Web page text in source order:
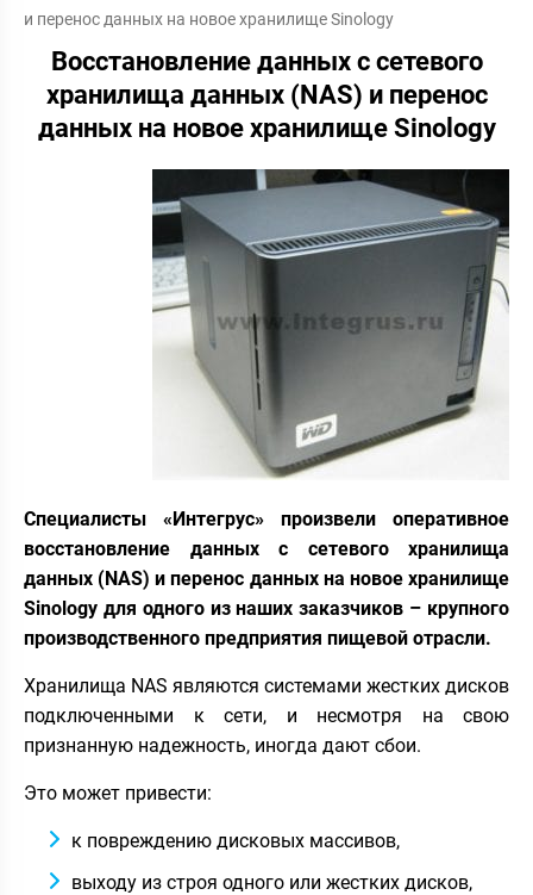
и перенос данных на новое хранилище Sinology
Восстановление данных с сетевого
хранилища данных (NAS) и перенос
данных на новое хранилище Sinology
Специалисты «Интегрус» произвели оперативное
восстановление данных с сетевого хранилища
данных (NAS) и перенос данных на новое хранилище
Sinology для одного из наших заказчиков – крупного
производственного предприятия пищевой отрасли.
Хранилища NAS являются системами жестких дисков
подключенными к сети, и несмотря на свою
признанную надежность, иногда дают сбои.
Это может привести:
к повреждению дисковых массивов,
выходу из строя одного или жестких дисков,